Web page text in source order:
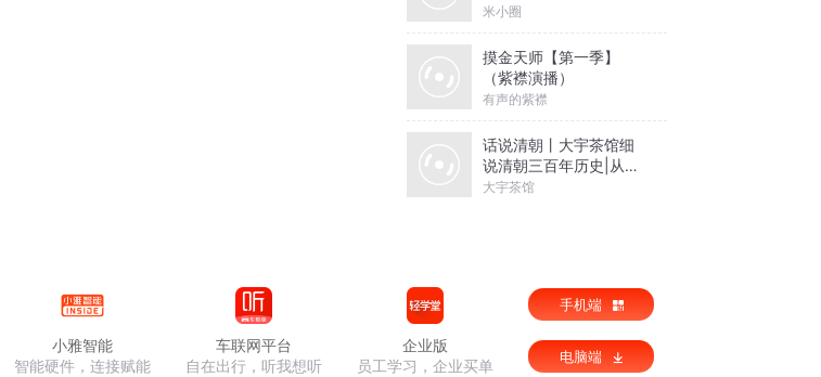
米小圈
摸金天师【第一季】
（紫襟演播）
有声的紫襟
话说清朝丨大宇茶馆细
说清朝三百年历史|从努
尔哈赤到末代皇帝溥仪|
大宇茶馆
小雅智能
智能硬件，连接赋能
车联网平台
自在出行，听我想听
企业版
员工学习，企业买单
手机端
电脑端